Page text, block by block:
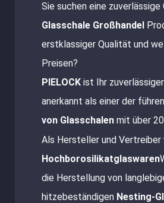
Sie suchen eine zuverlässige
Glasschale Großhandel
erstklassiger Qualität und
Preisen?
PIELOCK ist Ihr
anerkannt als einer der
von Glasschalen mit über
Als Hersteller und Vertreiber
Hochborosilikatglaswaren
die Herstellung von
hitzebeständigen Nesting-